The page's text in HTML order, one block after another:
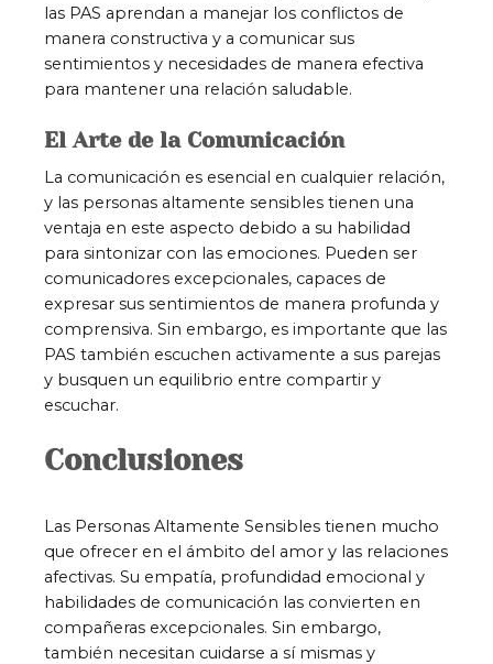
las PAS aprendan a manejar los conflictos de
manera constructiva y a comunicar sus
sentimientos y necesidades de manera efectiva
para mantener una relación saludable.
El Arte de la Comunicación
La comunicación es esencial en cualquier relación,
y las personas altamente sensibles tienen una
ventaja en este aspecto debido a su habilidad
para sintonizar con las emociones. Pueden ser
comunicadores excepcionales, capaces de
expresar sus sentimientos de manera profunda y
comprensiva. Sin embargo, es importante que las
PAS también escuchen activamente a sus parejas
y busquen un equilibrio entre compartir y
escuchar.
Conclusiones
Las Personas Altamente Sensibles tienen mucho
que ofrecer en el ámbito del amor y las relaciones
afectivas. Su empatía, profundidad emocional y
habilidades de comunicación las convierten en
compañeras excepcionales. Sin embargo,
también necesitan cuidarse a sí mismas y